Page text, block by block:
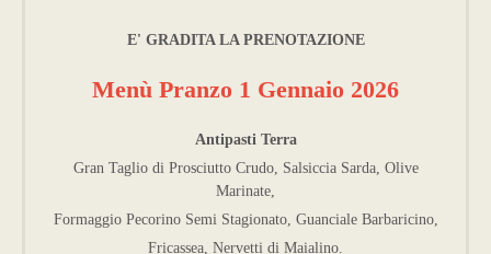
E' GRADITA LA PRENOTAZIONE
Menù Pranzo 1 Gennaio 2026
Antipasti Terra
Gran Taglio di Prosciutto Crudo, Salsiccia Sarda, Olive
Marinate,
Formaggio Pecorino Semi Stagionato, Guanciale Barbaricino,
Fricassea, Nervetti di Maialino.